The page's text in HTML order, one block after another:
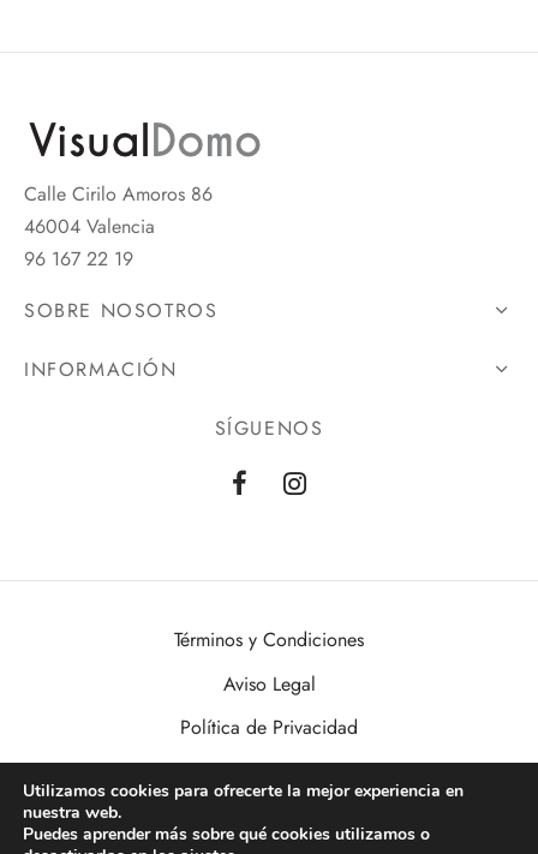
Calle Cirilo Amoros 86
46004 Valencia
96 167 22 19
SOBRE NOSOTROS
INFORMACIÓN
SÍGUENOS
Términos y Condiciones
Aviso Legal
Política de Privacidad
Política de Cookies
VisualDomo | Imagen, Sonido, Informática, Domótica y Seguridad al
alcance de todos. Desde Valencia a toda España.
Utilizamos cookies para ofrecerte la mejor experiencia en
nuestra web.
Puedes aprender más sobre qué cookies utilizamos o